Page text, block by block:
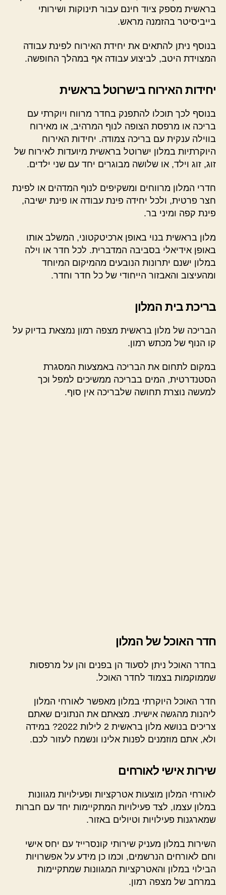
בראשית מספק ציוד חינם עבור תינוקות ושירותי
בייביסיטר בהזמנה מראש.
בנוסף ניתן להתאים את יחידת האירוח לפינת עבודה
המצוידת היטב, לביצוע עבודה אף במהלך החופשה.
יחידות האירוח בישרוטל בראשית
בנוסף לכך תוכלו להתפנק בחדר מרווח ויוקרתי עם
בריכה או מרפסת הצופה לנוף המרהיב, או מאירוח
בווילה ענקית עם בריכה צמודה. יחידות האירוח
היוקרתיות במלון ישרוטל בראשית מיועדות לאירוח של
זוג, זוג וילד, או שלושה מבוגרים יחד עם שני ילדים.
חדרי המלון מרווחים ומשקיפים לנוף המדהים או לפינת
חצר פרטית, ולכל יחידה פינת עבודה או פינת ישיבה,
פינת קפה ומיני בר.
מלון בראשית בנוי באופן ארכיטקטוני, המשלב אותו
באופן אידיאלי בסביבה המדברית. לכל חדר או וילה
במלון ישנם יתרונות הנובעים מהמיקום המיוחד
ומהעיצוב והאבזור הייחודי של כל חדר וחדר.
בריכת בית המלון
הבריכה של מלון בראשית מצפה רמון נמצאת בדיוק על
קו הנוף של מכתש רמון.
במקום לתחום את הבריכה באמצעות המסגרת
הסטנדרטית, המים בבריכה ממשיכים למפל וכך
למעשה נוצרת תחושה שלבריכה אין סוף.
חדר האוכל של המלון
בחדר האוכל ניתן לסעוד הן בפנים והן על מרפסות
שממוקמות בצמוד לחדר האוכל.
חדר האוכל היוקרתי במלון מאפשר לאורחי המלון
ליהנות מהגשה אישית. מצאתם את הנתונים שאתם
צריכים בנושא מלון בראשית 2 לילות 2022? במידה
ולא, אתם מוזמנים לפנות אלינו ונשמח לעזור לכם.
שירות אישי לאורחים
לאורחי המלון מוצעות אטרקציות ופעילויות מגוונות
במלון עצמו, לצד פעילויות המתקיימות יחד עם חברות
שמארגנות פעילויות וטיולים באזור.
השירות במלון מעניק שירותי קונסרייז' עם יחס אישי
וחם לאורחים הנרשמים, וכמו כן מידע על אפשרויות
הבילוי במלון והאטרקציות המגוונות שמתקיימות
במרחב של מצפה רמון.